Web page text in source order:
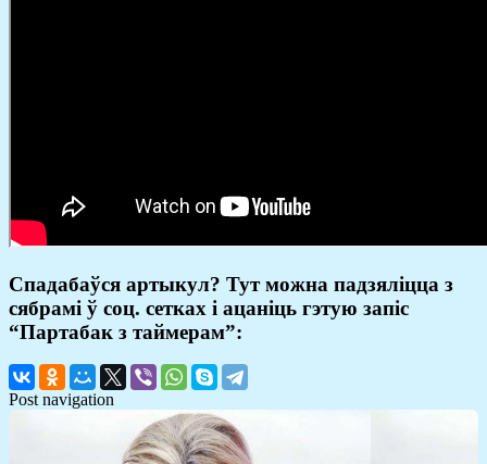
Спадабаўся артыкул? Тут можна падзяліцца з
сябрамі ў соц. сетках і ацаніць гэтую запіс
“Партабак з таймерам”:
Post navigation